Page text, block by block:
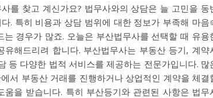
를 찾고 계신가요? 법무사와의 상담은 늘 고민을 동
. 특히 비용과 상담 범위에 대한 정보가 부족해 마음
는 경우가 많죠. 오늘은 부산법무사를 선택할 때 유용
유해드리려 합니다. 부산법무사는 부동산 등기, 계약
등 다양한 법적 서비스를 제공하는 전문가입니다. 많
서 부동산 거래를 진행하거나 상업적인 계약을 체결
움을 받습니다. 특히 부산등기와 관련된 사항은 법무